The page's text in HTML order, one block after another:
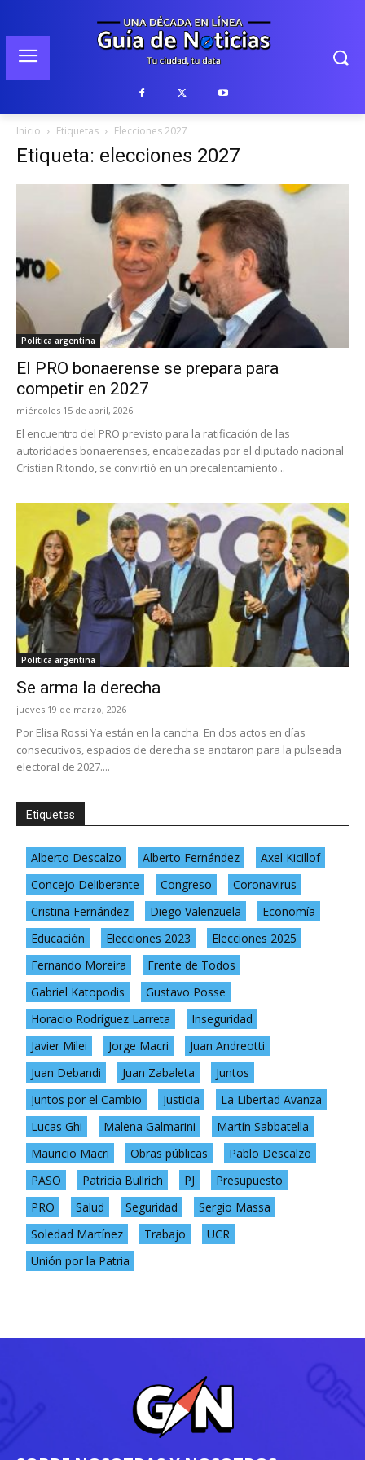
Inicio Etiquetas Elecciones 2027
Etiqueta: elecciones 2027
Política argentina
El PRO bonaerense se prepara para
competir en 2027
miércoles 15 de abril, 2026
El encuentro del PRO previsto para la ratificación de las
autoridades bonaerenses, encabezadas por el diputado nacional
Cristian Ritondo, se convirtió en un precalentamiento...
Política argentina
Se arma la derecha
jueves 19 de marzo, 2026
Por Elisa Rossi Ya están en la cancha. En dos actos en días
consecutivos, espacios de derecha se anotaron para la pulseada
electoral de 2027....
Etiquetas
Alberto Descalzo Alberto Fernández
Axel Kicillof
Concejo Deliberante
Congreso
Coronavirus
Cristina Fernández
Diego Valenzuela
Economía
Educación
Elecciones 2023
Elecciones 2025
Fernando Moreira
Frente de Todos
Gabriel Katopodis
Gustavo Posse
Horacio Rodríguez Larreta
Inseguridad
Javier Milei
Jorge Macri
Juan Andreotti
Juan Debandi
Juan Zabaleta
Juntos
Juntos por el Cambio
Justicia
La Libertad Avanza
Lucas Ghi
Malena Galmarini
Martín Sabbatella
Mauricio Macri
Obras públicas
Pablo Descalzo
PASO
Patricia Bullrich PJ
Presupuesto
PRO
Salud Seguridad
Sergio Massa
Soledad Martínez
Trabajo
UCR
Unión por la Patria